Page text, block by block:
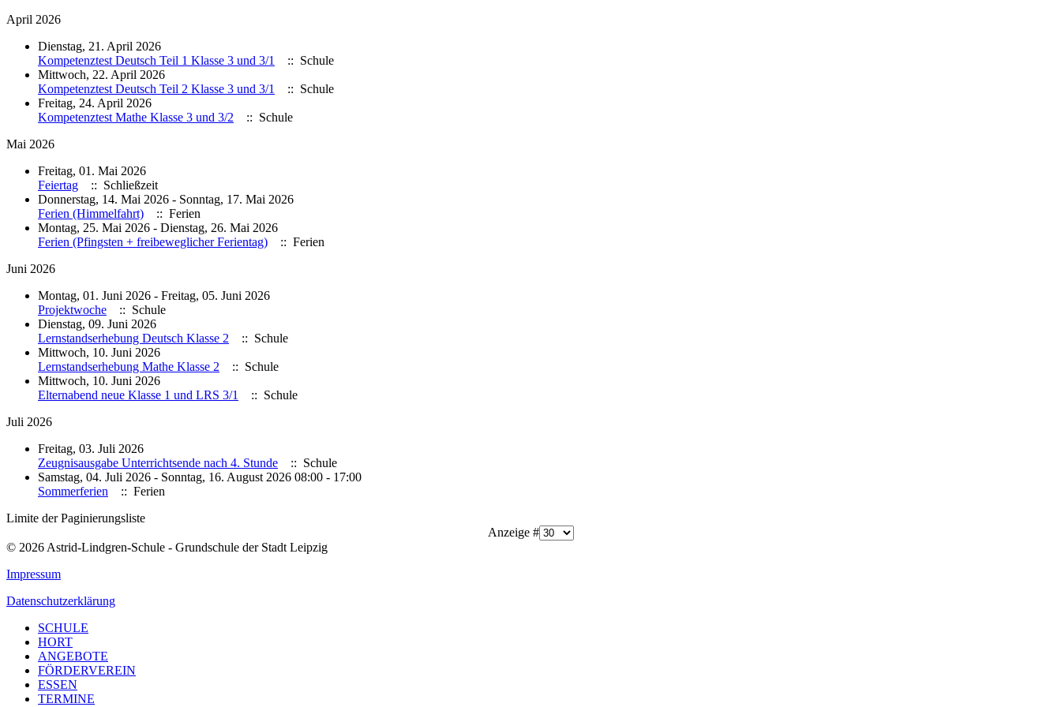
April 2026
Dienstag, 21. April 2026
Kompetenztest Deutsch Teil 1 Klasse 3 und 3/1
:: Schule
Mittwoch, 22. April 2026
Kompetenztest Deutsch Teil 2 Klasse 3 und 3/1
:: Schule
Freitag, 24. April 2026
Kompetenztest Mathe Klasse 3 und 3/2
:: Schule
Mai 2026
Freitag, 01. Mai 2026
Feiertag
:: Schließzeit
Donnerstag, 14. Mai 2026 - Sonntag, 17. Mai 2026
Ferien (Himmelfahrt)
:: Ferien
Montag, 25. Mai 2026 - Dienstag, 26. Mai 2026
Ferien (Pfingsten + freibeweglicher Ferientag)
:: Ferien
Juni 2026
Montag, 01. Juni 2026 - Freitag, 05. Juni 2026
Projektwoche
:: Schule
Dienstag, 09. Juni 2026
Lernstandserhebung Deutsch Klasse 2
:: Schule
Mittwoch, 10. Juni 2026
Lernstandserhebung Mathe Klasse 2
:: Schule
Mittwoch, 10. Juni 2026
Elternabend neue Klasse 1 und LRS 3/1
:: Schule
Juli 2026
Freitag, 03. Juli 2026
Zeugnisausgabe Unterrichtsende nach 4. Stunde
:: Schule
Samstag, 04. Juli 2026 - Sonntag, 16. August 2026 08:00 - 17:00
Sommerferien
:: Ferien
Limite der Paginierungsliste
Anzeige #
© 2026 Astrid-Lindgren-Schule - Grundschule der Stadt Leipzig
Impressum
Datenschutzerklärung
SCHULE
HORT
ANGEBOTE
FÖRDERVEREIN
ESSEN
TERMINE